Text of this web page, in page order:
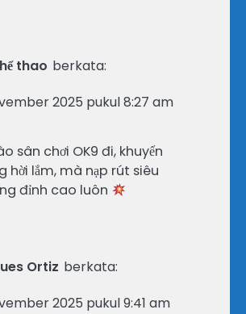
thao berkata:
2025 pukul 8:27 am
sân chơi OK9 đi, khuyến
hời lắm, mà nạp rút siêu
đỉnh cao luôn
Ortiz berkata:
2025 pukul 9:41 am